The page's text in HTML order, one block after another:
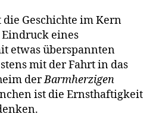
die Geschichte im Kern
eines
etwas überspannten
mit der Fahrt in das
derBarmherzigen
ist die Ernsthaftigkeit